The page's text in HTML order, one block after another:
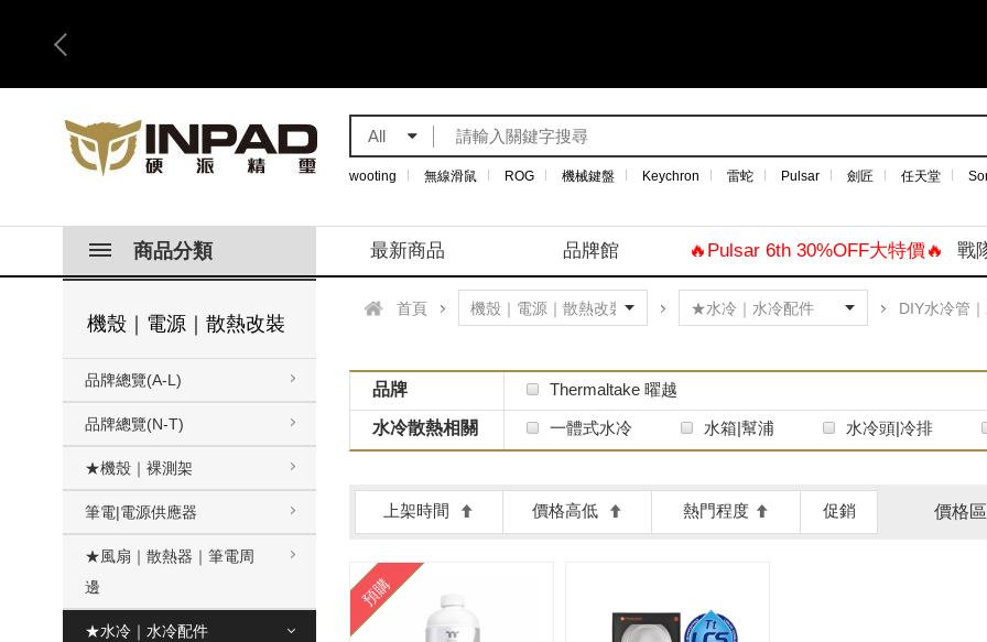
All
wooting 無線滑鼠 ROG 機械鍵盤 Keychron 雷蛇 Pulsar 劍匠 任天堂
商品分類 最新商品 品牌館 🔥Pulsar 6th 30%OFF大特價🔥 戰
機殼｜電源｜散熱改裝
品牌總覽(A-L)
品牌總覽(N-T)
★機殼｜裸測架
筆電|電源供應器
★風扇｜散熱器｜筆電周
邊
★水冷｜水冷配件
首頁 DIY水冷管
品牌 Thermaltake 曜越
水冷散熱相關 一體式水冷 水箱|幫浦 水冷頭|冷排
上架時間 價格高低 熱門程度 促銷 價格
預購